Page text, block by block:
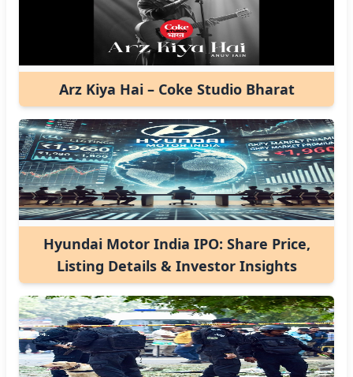
Arz Kiya Hai – Coke Studio Bharat
Hyundai Motor India IPO: Share Price,
Listing Details & Investor Insights